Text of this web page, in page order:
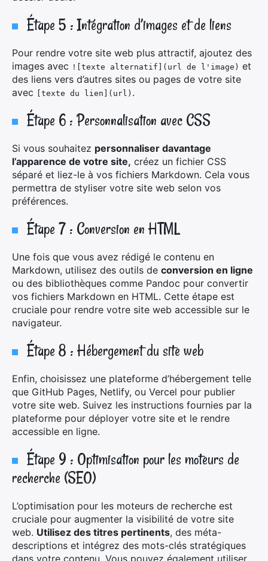
Étape 5 : Intégration d’images et de liens
Pour rendre votre site web plus attractif, ajoutez des
images avec ![texte alternatif](url de l'image) et
des liens vers d’autres sites ou pages de votre site
avec
[texte du lien](url) .
Étape 6 : Personnalisation avec CSS
Si vous souhaitez personnaliser davantage
l’apparence de votre site, créez un fichier CSS
séparé et liez-le à vos fichiers Markdown. Cela vous
permettra de styliser votre site web selon vos
préférences.
Étape 7 : Conversion en HTML
Une fois que vous avez rédigé le contenu en
Markdown, utilisez des outils de conversion en ligne
ou des bibliothèques comme Pandoc pour convertir
vos fichiers Markdown en HTML. Cette étape est
cruciale pour rendre votre site web accessible sur le
navigateur.
Étape 8 : Hébergement du site web
Enfin, choisissez une plateforme d’hébergement telle
que GitHub Pages, Netlify, ou Vercel pour publier
votre site web. Suivez les instructions fournies par la
plateforme pour déployer votre site et le rendre
accessible en ligne.
Étape 9 : Optimisation pour les moteurs de
recherche (SEO)
L’optimisation pour les moteurs de recherche est
cruciale pour augmenter la visibilité de votre site
web. Utilisez des titres pertinents, des méta-
descriptions et intégrez des mots-clés stratégiques
dans votre contenu. Vous pouvez également utiliser
×
Rechercher
: